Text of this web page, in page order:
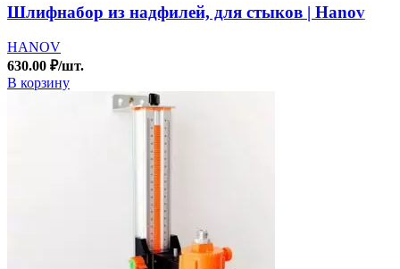
Шлифнабор из надфилей, для стыков | Hanov
HANOV
630.00 ₽/шт.
В корзину